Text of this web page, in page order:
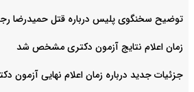
توضیح سخنگوی پلیس درباره قتل حمیدرضا
زمان اعلام نتایج آزمون دکتری مشخص شد
جزئیات جدید درباره زمان اعلام نهایی آزمون